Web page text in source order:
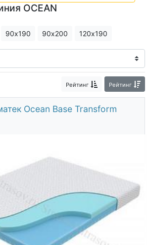
(Основания)
(Детские матрасы)
(Детские кровати)
(Шкафы)
OCEAN
90х190 90х200 120х190
Рейтинг Рейтинг
Ocean Base Transform